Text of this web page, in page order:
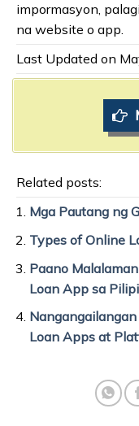
impormasyon,
na website o app.
Last Updated on
Related posts:
Mga Pautang ng
Types of Online
Paano
Loan App sa
Nangangailangan
Loan Apps at